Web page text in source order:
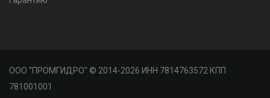
ООО "ПРОМГИДРО" © 2014-2026 ИНН 7814763572 КПП
781001001